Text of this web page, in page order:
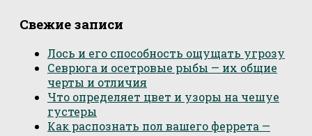
Свежие записи
Лось и его способность ощущать угрозу
Севрюга и осетровые рыбы — их общие
черты и отличия
Что определяет цвет и узоры на чешуе
густеры
Как распознать пол вашего феррета —